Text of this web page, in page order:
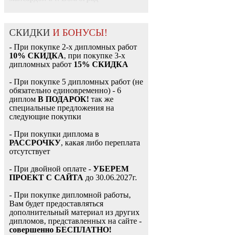
СКИДКИ И БОНУСЫ!
- При покупке 2-х дипломных работ
10% СКИДКА, при покупке 3-х
дипломных работ 15% СКИДКА
- При покупке 5 дипломных работ (не
обязательно единовременно) - 6
диплом В ПОДАРОК! так же
специальные предложения на
следующие покупки
- При покупки диплома в
РАССРОЧКУ, какая либо переплата
отсутствует
- При двойной оплате - УБЕРЕМ
ПРОЕКТ С САЙТА до 30.06.2027г.
- При покупке дипломной работы,
Вам будет предоставляться
дополнительный материал из других
дипломов, представленных на сайте -
совершенно БЕСПЛАТНО!